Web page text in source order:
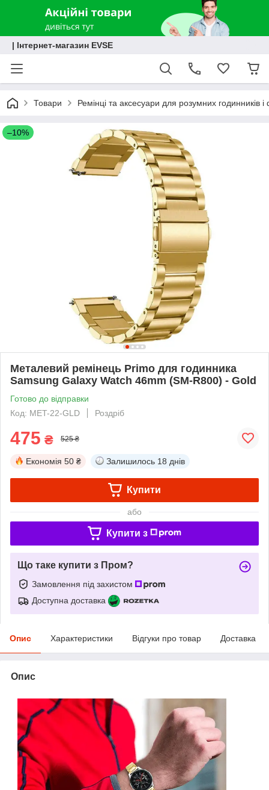
| Інтернет-магазин EVSE
Товари Ремінці та аксесуари для розумних годинників і
–10%
Металевий ремінець Primo для годинника
Samsung Galaxy Watch 46mm (SM-R800) - Gold
Готово до відправки
Код: MET-22-GLD
Роздріб
475 ₴ 525 ₴
Економія 50 ₴ Залишилось 18 днів
Купити
або
Купити з
Що таке купити з Пром?
Замовлення під захистом
Доступна доставка
Опис Характеристики Відгуки про товар Доставка
Опис